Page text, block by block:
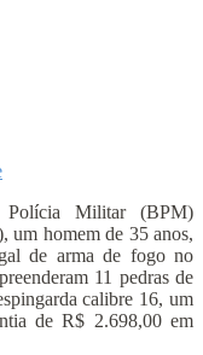
Polícia Militar (BPM)
um homem de 35 anos,
de arma de fogo no
11 pedras de
calibre 16, um
de R$ 2.698,00 em